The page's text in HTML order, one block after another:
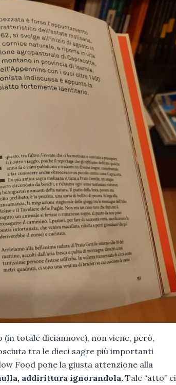
totale diciannove), non viene, però,
tra le dieci sagre più importanti
Food pone la giusta attenzione alla
addirittura ignorandola.Tale “atto” ci